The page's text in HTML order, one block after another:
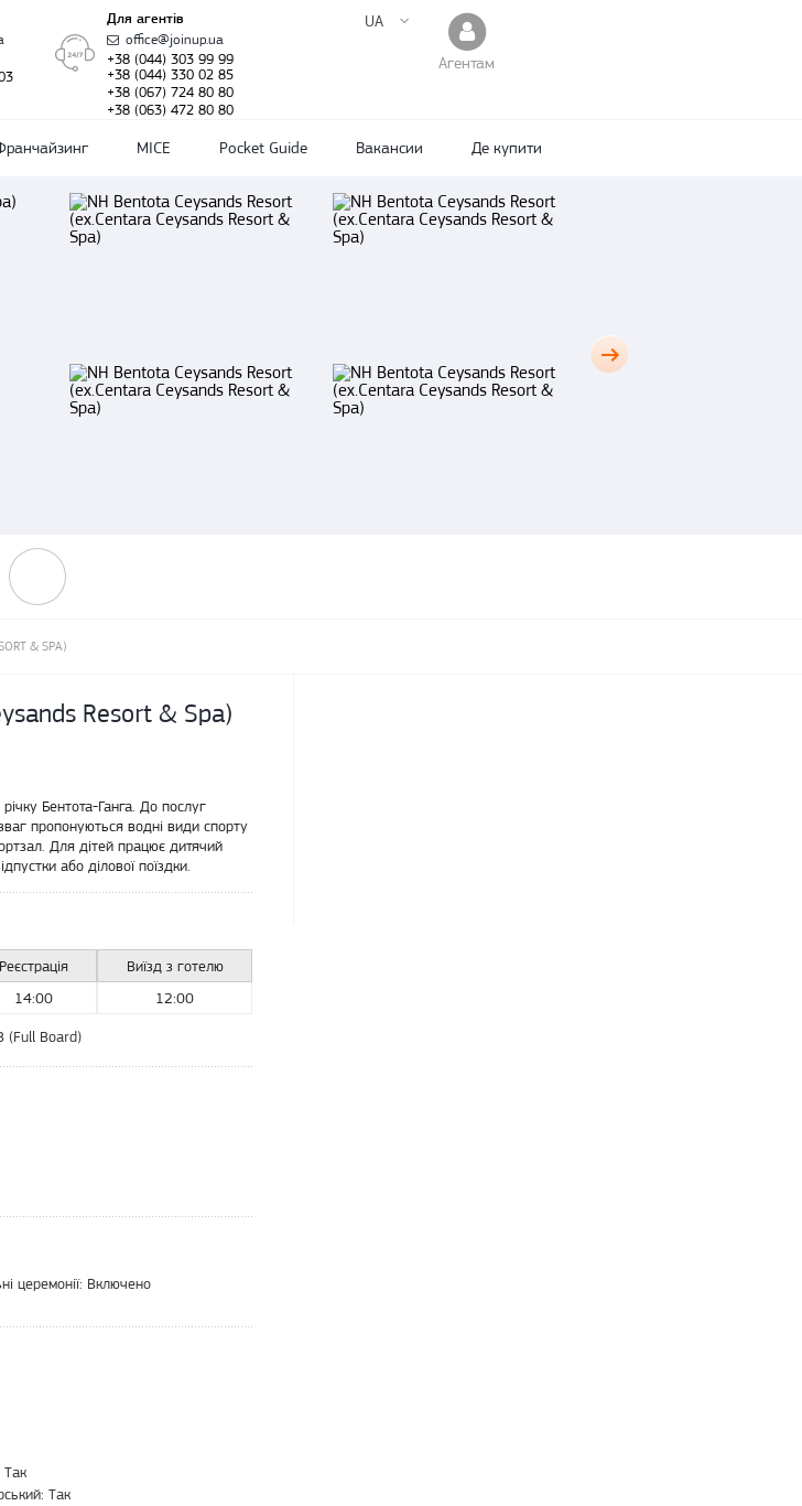
Для агентів
office@joinup.ua
+38 (044) 303 99 99
+38 (044) 330 02 85
+38 (067) 724 80 80
+38 (063) 472 80 80
Агентам
UA
MICE Pocket Guide Вакансии Де купити
& SPA)
Resort & Spa)
Бентота-Ганга. До послуг
пропонуються водні види спорту
Для дітей працює дитячий
або ділової поїздки.
Реєстрація
14:00
Виїзд з готелю
12:00
(Full Board)
церемонії: Включено
Так
Так